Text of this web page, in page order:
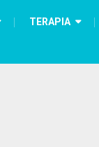
TERAPIA